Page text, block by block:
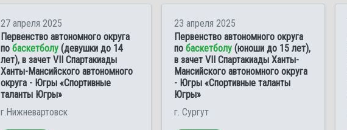
27 апреля 2025
Первенство автономного округа
по баскетболу (девушки до 14
лет), в зачет VII Спартакиады
Ханты-Мансийского автономного
округа - Югры «Спортивные
таланты Югры»
г.Нижневартовск
23 апреля 2025
Первенство автономного округа
по баскетболу (юноши до 15 лет),
в зачет VII Спартакиады Ханты-
Мансийского автономного округа
- Югры «Спортивные таланты
Югры»
г. Сургут